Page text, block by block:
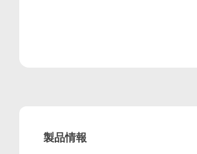
製品情報